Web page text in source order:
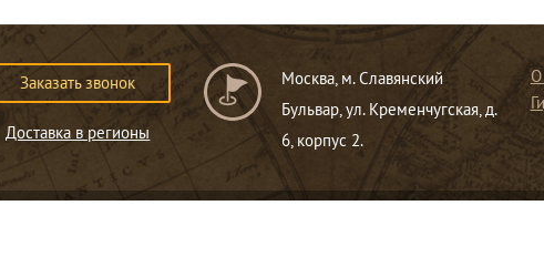
Заказать звонок
Доставка в регионы
Москва, м. Славянский
Бульвар, ул. Кременчугская, д.
6, корпус 2.
О